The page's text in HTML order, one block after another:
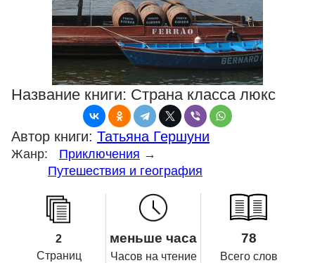
Название книги: Страна класса люкс
Автор книги: Татьяна Гершуни
Жанр: Приключения →
Путешествия и география
2
Страниц
меньше часа
Часов на чтение
78
Всего слов